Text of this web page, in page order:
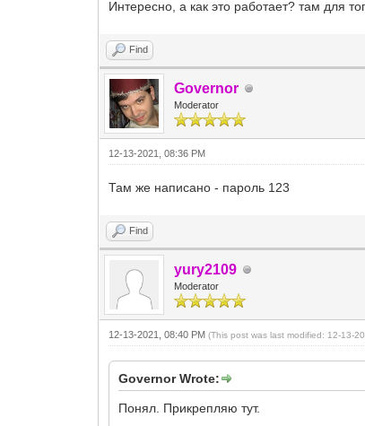
Интересно, а как это работает? там для
Find
Governor
Moderator
12-13-2021, 08:36 PM
Там же написано - пароль 123
Find
yury2109
Moderator
12-13-2021, 08:40 PM(This post was last modified: 12-13-
Governor Wrote:
Понял. Прикрепляю тут.